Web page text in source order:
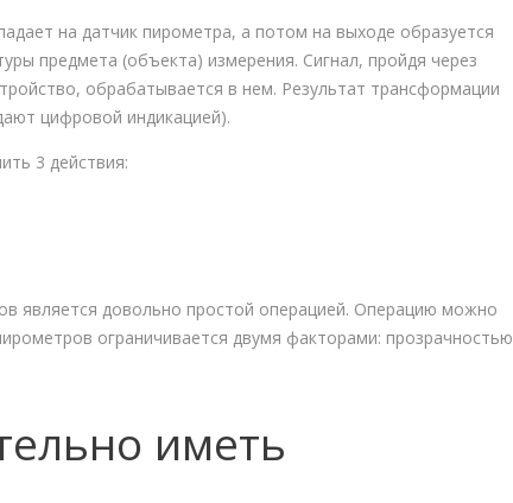
на датчик пирометра, а потом на выходе образуется
предмета (объекта) измерения. Сигнал, пройдя через
обрабатывается в нем. Результат трансформации
цифровой индикацией).
3 действия:
является довольно простой операцией. Операцию можно
ограничивается двумя факторами: прозрачностью
иметь